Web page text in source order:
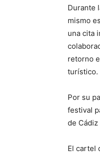
Durante
mismo
una cita
retorno
turístico.
Por su
festival
de
El cartel